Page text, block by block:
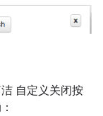
自定义关闭按